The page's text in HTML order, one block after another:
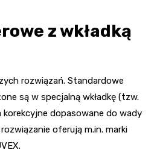
z wkładką
rozwiązań. Standardowe
są w specjalną wkładkę (tzw.
korekcyjne dopasowane do wady
oferują m.in. marki